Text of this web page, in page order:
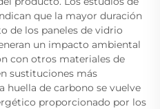
que la mayor duración
de los paneles de vidrio
un impacto ambiental
con otros materiales de
sustituciones más
huella de carbono se vuelve
proporcionado por los